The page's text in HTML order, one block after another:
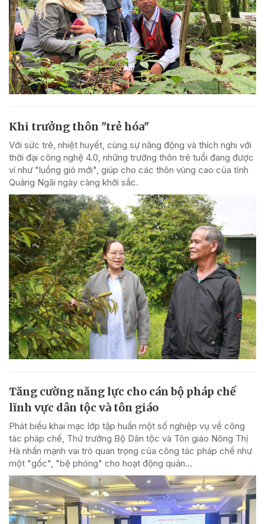
Khi trưởng thôn "trẻ hóa"
Với sức trẻ, nhiệt huyết, cùng sự năng động và thích nghi với
thời đại công nghệ 4.0, những trưởng thôn trẻ tuổi đang được
ví như "luồng gió mới", giúp cho các thôn vùng cao của tỉnh
Quảng Ngãi ngày càng khởi sắc.
Tăng cường năng lực cho cán bộ pháp chế
lĩnh vực dân tộc và tôn giáo
Phát biểu khai mạc lớp tập huấn một số nghiệp vụ về công
tác pháp chế, Thứ trưởng Bộ Dân tộc và Tôn giáo Nông Thị
Hà nhấn mạnh vai trò quan trọng của công tác pháp chế như
một "gốc", "bệ phóng" cho hoạt động quản...